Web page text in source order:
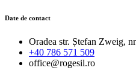
Date de contact
Oradea str. Ștefan Zweig,
+40 786 571 509
office@rogesil.ro